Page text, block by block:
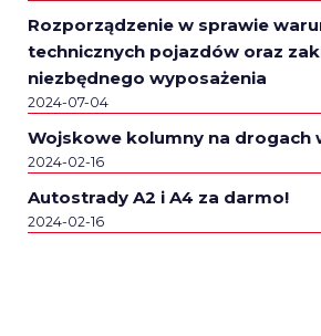
Rozporządzenie w sprawie
technicznych pojazdów oraz
niezbędnego wyposażenia
2024-07-04
Wojskowe kolumny na drogach
2024-02-16
Autostrady A2 i A4 za darmo!
2024-02-16